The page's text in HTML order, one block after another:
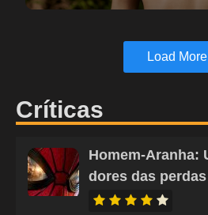
Load More
Críticas
Homem-Aranha:
dores das